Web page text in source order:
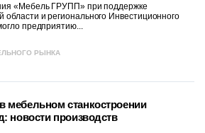
«Мебель ГРУПП» при поддержке
области и регионального Инвестиционного
предприятию...
РЫНКА
мебельном станкостроении
новости производств